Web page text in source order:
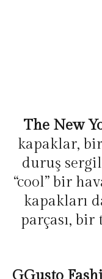
The New
kapaklar,
duruş
“cool” bir
kapakları
parçası,